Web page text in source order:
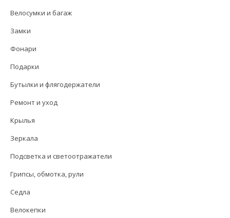
Велосумки и багаж
Замки
Фонари
Подарки
Бутылки и флягодержатели
Ремонт и уход
Крылья
Зеркала
Подсветка и светоотражатели
Грипсы, обмотка, рули
Седла
Велокепки